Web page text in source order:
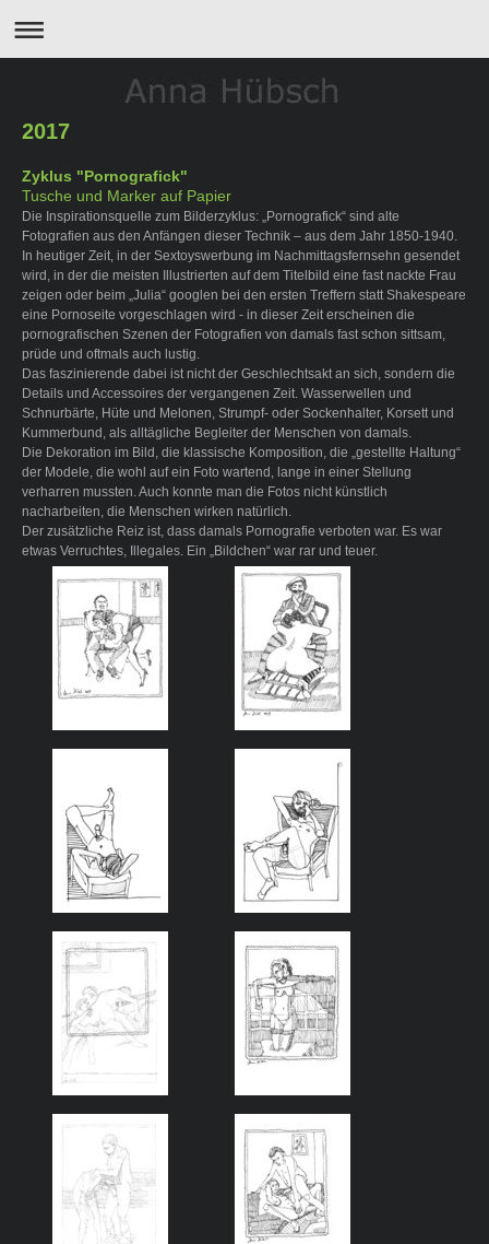
2017
Zyklus "Pornografick"
Tusche und Marker auf Papier
Die Inspirationsquelle zum Bilderzyklus: „Pornografick“ sind alte
Fotografien aus den Anfängen dieser Technik – aus dem Jahr 1850-1940.
In heutiger Zeit, in der Sextoyswerbung im Nachmittagsfernsehn gesendet
wird, in der die meisten Illustrierten auf dem Titelbild eine fast nackte Frau
zeigen oder beim „Julia“ googlen bei den ersten Treffern statt Shakespeare
eine Pornoseite vorgeschlagen wird - in dieser Zeit erscheinen die
pornografischen Szenen der Fotografien von damals fast schon sittsam,
prüde und oftmals auch lustig.
Das faszinierende dabei ist nicht der Geschlechtsakt an sich, sondern die
Details und Accessoires der vergangenen Zeit. Wasserwellen und
Schnurbärte, Hüte und Melonen, Strumpf- oder Sockenhalter, Korsett und
Kummerbund, als alltägliche Begleiter der Menschen von damals.
Die Dekoration im Bild, die klassische Komposition, die „gestellte Haltung“
der Modele, die wohl auf ein Foto wartend, lange in einer Stellung
verharren mussten. Auch konnte man die Fotos nicht künstlich
nacharbeiten, die Menschen wirken natürlich.
Der zusätzliche Reiz ist, dass damals Pornografie verboten war. Es war
etwas Verruchtes, Illegales. Ein „Bildchen“ war rar und teuer.